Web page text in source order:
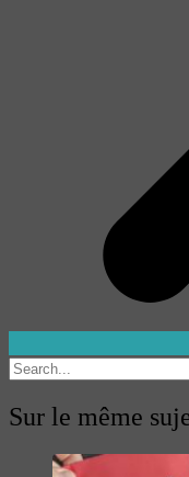
Sur le même